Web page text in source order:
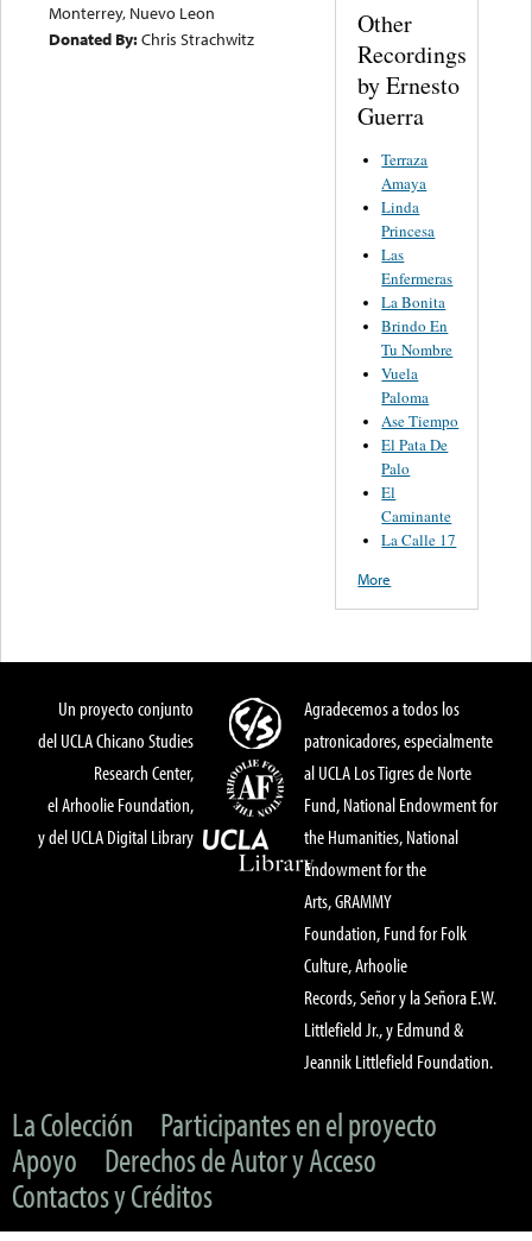
Monterrey, Nuevo Leon
Donated By:Chris Strachwitz
Other
Recordings
by Ernesto
Guerra
Terraza
Amaya
Linda
Princesa
Las
Enfermeras
La Bonita
Brindo En
Tu Nombre
Vuela
Paloma
Ase Tiempo
El Pata De
Palo
El
Caminante
La Calle 17
More
Un proyecto conjunto
del UCLA Chicano Studies
Research Center,
el Arhoolie Foundation,
y del UCLA Digital Library
Agradecemos a todos los
patronicadores, especialmente
al UCLA Los Tigres de Norte
Fund, National Endowment for
the Humanities, National
Endowment for the
Arts, GRAMMY
Foundation, Fund for Folk
Culture, Arhoolie
Records, Señor y la Señora E.W.
Littlefield Jr., y Edmund &
Jeannik Littlefield Foundation.
La Colección
Participantes en el proyecto
Apoyo
Derechos de Autor y Acceso
Contactos y Créditos